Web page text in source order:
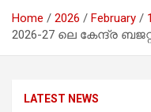
Home 2026 February
1
2026-27 ലെ കേന്ദ്ര
LATEST NEWS